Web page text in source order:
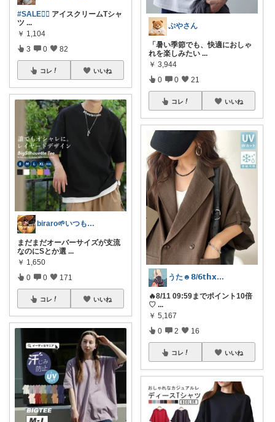
#SALE❤️‍🔥 アイスクリームTシャ
ツ ...
￥ 1,104
3 0 82
コレ いいね
biraro🌱いつもありがとう♡
まだまだオーバーサイズが支流
なのにSとか選 ...
￥ 1,650
0 0 171
コレ いいね
ぷやさん
「暑い季節でも、快適におしゃ
れを楽しみたい ...
￥ 3,944
0 0 21
コレ いいね
うた☻𝟴/𝟲𝘁𝗵𝘅ᜊ⍤⃝ᜊ
🔥8/11 09:59までポイント10倍
♡ ...
￥ 5,167
0 2 16
コレ いいね